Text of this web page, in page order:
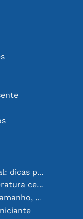
Soldando como um profissional: dicas para conexões eletrônicas perfeitas
Escolhendo o sensor de temperatura certo [youtube]
Baterias 18650: Pequenas em tamanho, grandes em desempenho